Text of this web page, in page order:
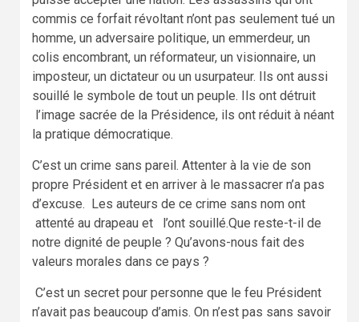
commis ce forfait révoltant n’ont pas seulement tué un
homme, un adversaire politique, un emmerdeur, un
colis encombrant, un réformateur, un visionnaire, un
imposteur, un dictateur ou un usurpateur. Ils ont aussi
souillé le symbole de tout un peuple. Ils ont détruit
l’image sacrée de la Présidence, ils ont réduit à néant
la pratique démocratique.
C’est un crime sans pareil. Attenter à la vie de son
propre Président et en arriver à le massacrer n’a pas
d’excuse. Les auteurs de ce crime sans nom ont
attenté au drapeau et l’ont souillé.Que reste-t-il de
notre dignité de peuple ? Qu’avons-nous fait des
valeurs morales dans ce pays ?
C’est un secret pour personne que le feu Président
n’avait pas beaucoup d’amis. On n’est pas sans savoir